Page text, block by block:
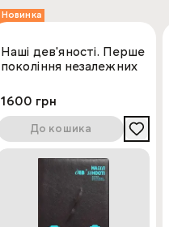
Новинка
Наші дев'яності. Перше
покоління незалежних
1600 грн
До кошика